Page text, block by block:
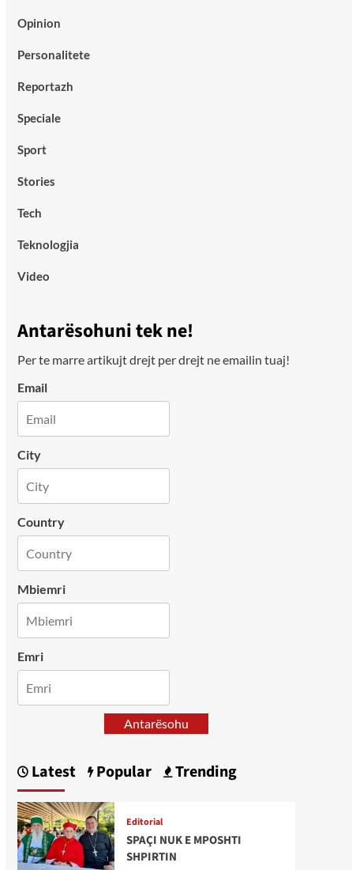
Opinion
Personalitete
Reportazh
Speciale
Sport
Stories
Tech
Teknologjia
Video
Antarësohuni tek ne!
Per te marre artikujt drejt per drejt ne emailin tuaj!
Email
City
Country
Mbiemri
Emri
Antarësohu
Latest Popular Trending
Editorial
SPAÇI NUK E MPOSHTI
SHPIRTIN